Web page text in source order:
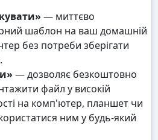
— миттєво
шаблон на ваш домашній
без потреби зберігати
— дозволяє безкоштовно
файл у високій
на комп'ютер, планшет чи
ним у будь-який